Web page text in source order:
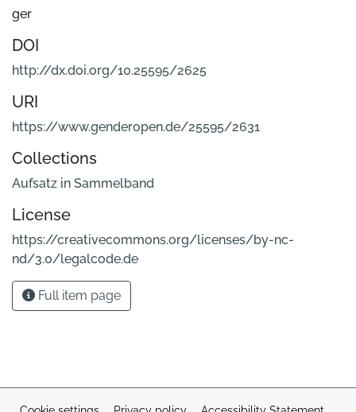
ger
DOI
http://dx.doi.org/10.25595/2625
URI
https://www.genderopen.de/25595/2631
Collections
Aufsatz in Sammelband
License
https://creativecommons.org/licenses/by-nc-
nd/3.0/legalcode.de
Full item page